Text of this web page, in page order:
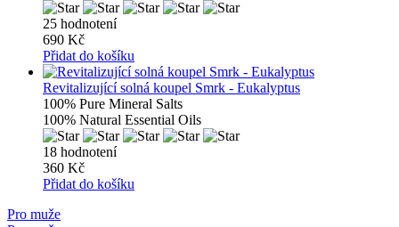
25 hodnotení
690 Kč
Přidat do košíku
Revitalizující solná koupel Smrk - Eukalyptus
100% Pure Mineral Salts
100% Natural Essential Oils
18 hodnotení
360 Kč
Přidat do košíku
Pro muže